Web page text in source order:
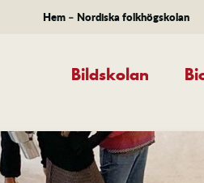
Hem – Nordiska folkhögskolan
Bildskolan